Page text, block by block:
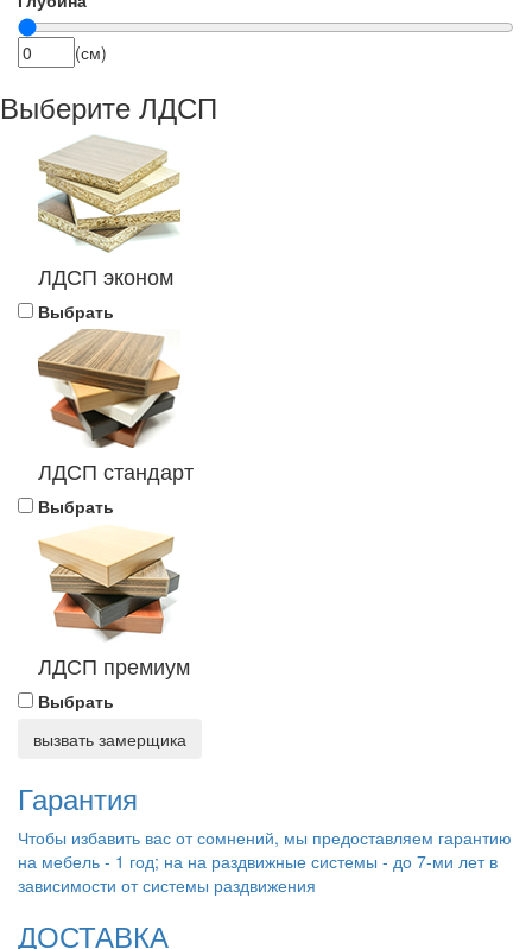
(см)
Выберите ЛДСП
ЛДСП эконом
Выбрать
ЛДСП стандарт
Выбрать
ЛДСП премиум
Выбрать
вызвать замерщика
Гарантия
Чтобы избавить вас от сомнений, мы предоставляем гарантию
на мебель - 1 год; на на раздвижные системы - до 7-ми лет в
зависимости от системы раздвижения
ДОСТАВКА